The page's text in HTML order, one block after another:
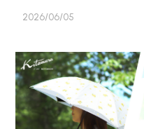
2026/06/05